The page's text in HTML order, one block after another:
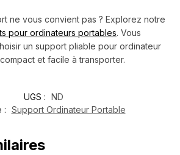
ne vous convient pas ? Explorez notre
pour ordinateurs portables. Vous
un support pliable pour ordinateur
et facile à transporter.
UGS : ND
: Support Ordinateur Portable